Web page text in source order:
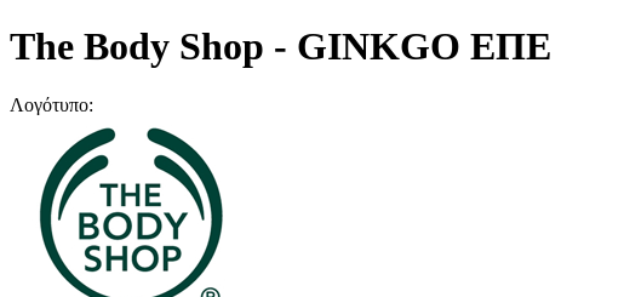
The Body Shop - GINKGO ΕΠΕ
Λογότυπο: